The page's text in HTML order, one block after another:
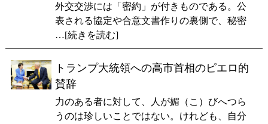
外交交渉には「密約」が付きものである。公
表される協定や合意文書作りの裏側で、秘密
…[続きを読む]
トランプ大統領への高市首相のピエロ的
賛辞
力のある者に対して、人が媚（こ）びへつら
うのは珍しいことではない。けれども、自分